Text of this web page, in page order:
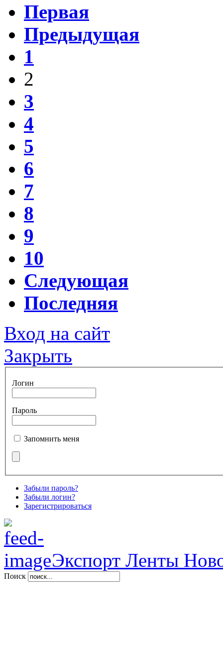
Первая
Предыдущая
1
2
3
4
5
6
7
8
9
10
Следующая
Последняя
Вход на сайт
Закрыть
Логин
Пароль
Запомнить меня
Забыли пароль?
Забыли логин?
Зарегистрироваться
Экспорт Ленты
Поиск